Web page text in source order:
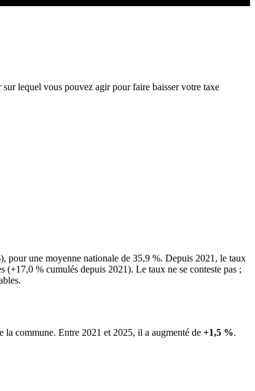
lequel vous pouvez agir pour faire baisser votre taxe
pour une moyenne nationale de 35,9 %. Depuis 2021, le taux
% cumulés depuis 2021). Le taux ne se conteste pas ;
la commune. Entre 2021 et 2025, il a augmenté de +1,5 %.